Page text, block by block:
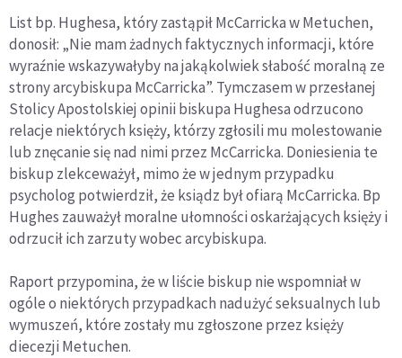
List bp. Hughesa, który zastąpił McCarricka w Metuchen,
donosił: „Nie mam żadnych faktycznych informacji, które
wyraźnie wskazywałyby na jakąkolwiek słabość moralną ze
strony arcybiskupa McCarricka”. Tymczasem w przesłanej
Stolicy Apostolskiej opinii biskupa Hughesa odrzucono
relacje niektórych księży, którzy zgłosili mu molestowanie
lub znęcanie się nad nimi przez McCarricka. Doniesienia te
biskup zlekceważył, mimo że w jednym przypadku
psycholog potwierdził, że ksiądz był ofiarą McCarricka. Bp
Hughes zauważył moralne ułomności oskarżających księży i
odrzucił ich zarzuty wobec arcybiskupa.
Raport przypomina, że w liście biskup nie wspomniał w
ogóle o niektórych przypadkach nadużyć seksualnych lub
wymuszeń, które zostały mu zgłoszone przez księży
diecezji Metuchen.